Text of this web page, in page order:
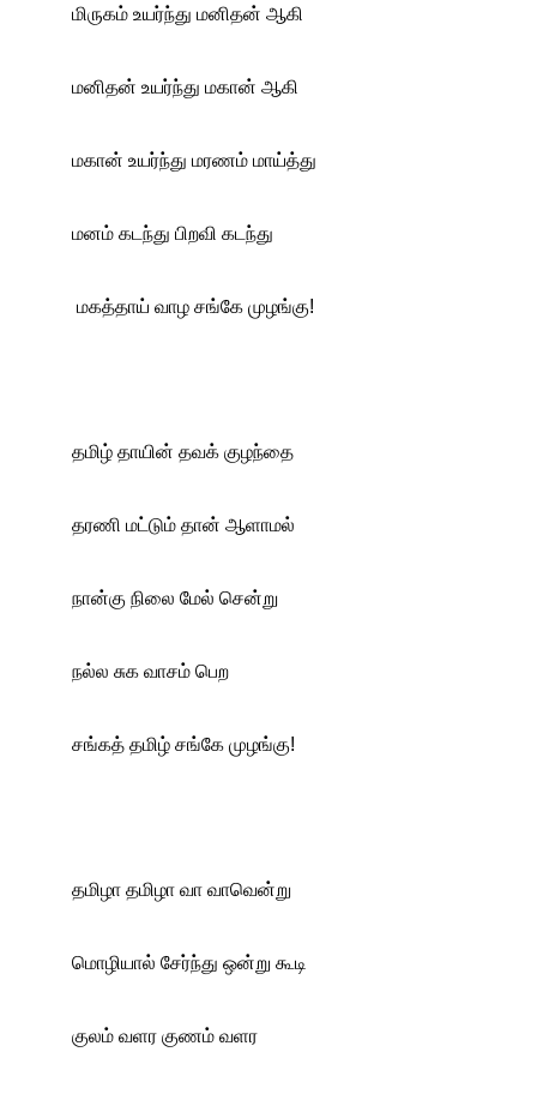
மிருகம் உயர்ந்து மனிதன் ஆகி
மனிதன் உயர்ந்து மகான் ஆகி
மகான் உயர்ந்து மரணம் மாய்த்து
மனம் கடந்து பிறவி கடந்து
மகத்தாய் வாழ சங்கே முழங்கு!
தமிழ் தாயின் தவக் குழந்தை
தரணி மட்டும் தான் ஆளாமல்
நான்கு நிலை மேல் சென்று
நல்ல சுக வாசம் பெற
சங்கத் தமிழ் சங்கே முழங்கு!
தமிழா தமிழா வா வாவென்று
மொழியால் சேர்ந்து ஒன்று கூடி
குலம் வளர குணம் வளர